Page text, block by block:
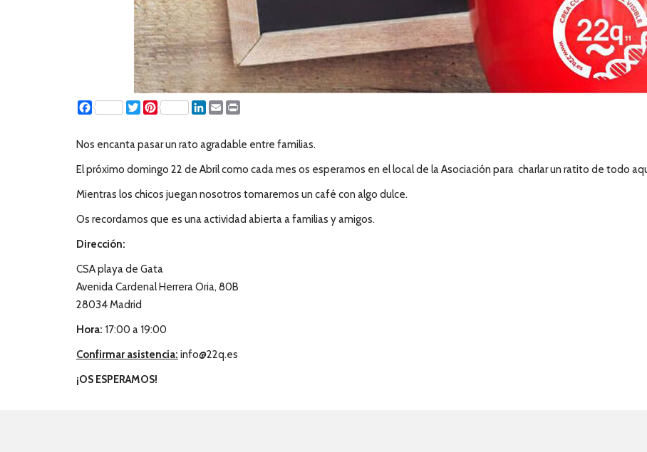
Facebook TwitterPinterest LinkedIn
Email
Nos encanta pasar un rato agradable entre familias.
El próximo domingo 22 de Abril como cada mes os esperamos en el local de la Asociación para charlar un ratito de todo
Mientras los chicos juegan nosotros tomaremos un café con algo dulce.
Os recordamos que es una actividad abierta a familias y amigos.
Dirección:
CSA playa de Gata
Avenida Cardenal Herrera Oria, 80B
28034 Madrid
Hora: 17:00 a 19:00
Confirmar asistencia: info@22q.es
¡OS ESPERAMOS!